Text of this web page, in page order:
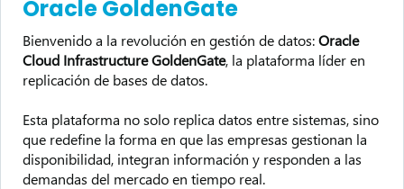
Oracle GoldenGate
Bienvenido a la revolución en gestión de datos:Oracle
Cloud Infrastructure GoldenGate, la plataforma líder en
replicación de bases de datos.
Esta plataforma no solo replica datos entre sistemas, sino
que redefine la forma en que las empresas gestionan la
disponibilidad, integran información y responden a las
demandas del mercado en tiempo real.